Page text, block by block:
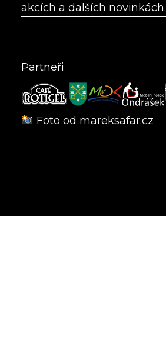
akcích a dalších novinkách.
Partneři
Foto od mareksafar.cz